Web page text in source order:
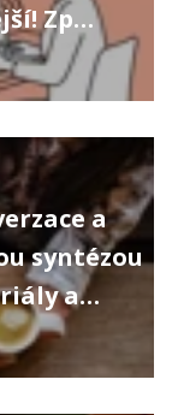
Zp…
a
syntézou
a…